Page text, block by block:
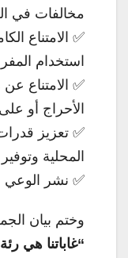
مخالفات في
✅ الامتناع
استخدام
✅ الامتناع
الأحراج أو
✅ تعزيز
المحلية
✅ نشر الوعي
وختم بيان
“غاباتنا هي